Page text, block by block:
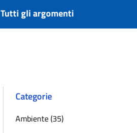
Tutti gli argomenti
Categorie
Ambiente (35)